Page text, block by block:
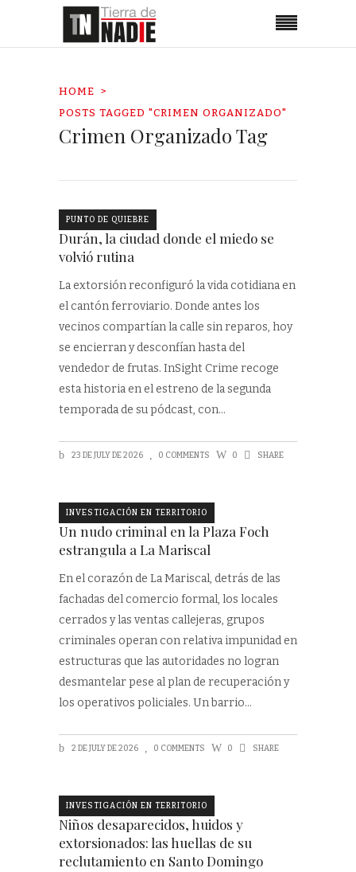
HOME
POSTS TAGGED "CRIMEN ORGANIZADO"
Crimen Organizado Tag
PUNTO DE QUIEBRE
Durán, la ciudad donde el miedo se
volvió rutina
La extorsión reconfiguró la vida cotidiana en
el cantón ferroviario. Donde antes los
vecinos compartían la calle sin reparos, hoy
se encierran y desconfían hasta del
vendedor de frutas. InSight Crime recoge
esta historia en el estreno de la segunda
temporada de su pódcast, con
23 DE JULY DE 2026 0 COMMENTS 0 SHARE
INVESTIGACIÓN EN TERRITORIO
Un nudo criminal en la Plaza Foch
estrangula a La Mariscal
En el corazón de La Mariscal, detrás de las
fachadas del comercio formal, los locales
cerrados y las ventas callejeras, grupos
criminales operan con relativa impunidad en
estructuras que las autoridades no logran
desmantelar pese al plan de recuperación y
los operativos policiales. Un barrio
2 DE JULY DE 2026 0 COMMENTS 0 SHARE
INVESTIGACIÓN EN TERRITORIO
Niños desaparecidos, huidos y
extorsionados: las huellas de su
reclutamiento en Santo Domingo